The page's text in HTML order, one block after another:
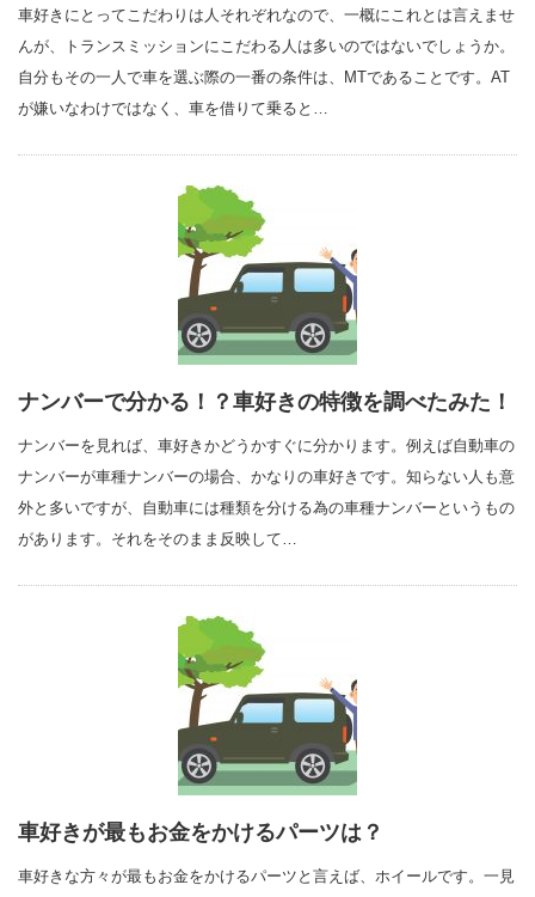
車好きにとってこだわりは人それぞれなので、一概にこれとは言えませ
んが、トランスミッションにこだわる人は多いのではないでしょうか。
自分もその一人で車を選ぶ際の一番の条件は、MTであることです。AT
が嫌いなわけではなく、車を借りて乗ると…
ナンバーで分かる！？車好きの特徴を調べたみた！
ナンバーを見れば、車好きかどうかすぐに分かります。例えば自動車の
ナンバーが車種ナンバーの場合、かなりの車好きです。知らない人も意
外と多いですが、自動車には種類を分ける為の車種ナンバーというもの
があります。それをそのまま反映して…
車好きが最もお金をかけるパーツは？
車好きな方々が最もお金をかけるパーツと言えば、ホイールです。一見